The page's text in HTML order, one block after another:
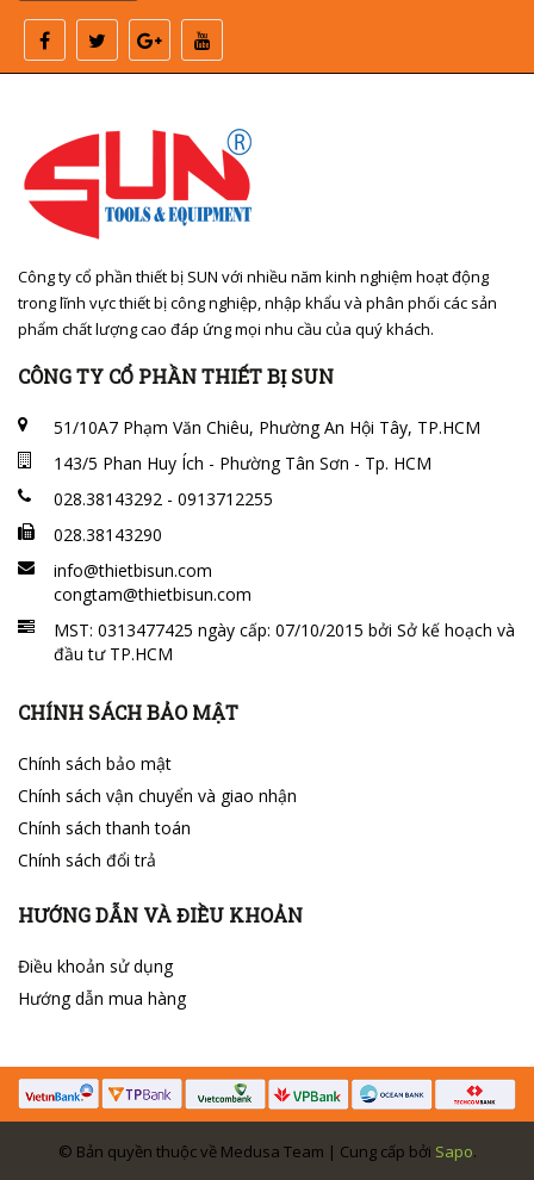
Công ty cổ phần thiết bị SUN với nhiều năm kinh nghiệm hoạt động
trong lĩnh vực thiết bị công nghiệp, nhập khẩu và phân phối các sản
phẩm chất lượng cao đáp ứng mọi nhu cầu của quý khách.
CÔNG TY CỔ PHẦN THIẾT BỊ SUN
51/10A7 Phạm Văn Chiêu, Phường An Hội Tây, TP.HCM
143/5 Phan Huy Ích - Phường Tân Sơn - Tp. HCM
028.38143292 - 0913712255
028.38143290
info@thietbisun.com
congtam@thietbisun.com
MST: 0313477425 ngày cấp: 07/10/2015 bởi Sở kế hoạch và
đầu tư TP.HCM
CHÍNH SÁCH BẢO MẬT
Chính sách bảo mật
Chính sách vận chuyển và giao nhận
Chính sách thanh toán
Chính sách đổi trả
HƯỚNG DẪN VÀ ĐIỀU KHOẢN
Điều khoản sử dụng
Hướng dẫn mua hàng
© Bản quyền thuộc về Medusa Team | Cung cấp bởi Sapo.